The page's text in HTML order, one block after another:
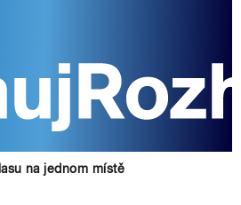
na jednom místě